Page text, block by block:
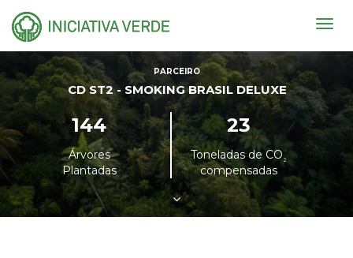
PARCEIRO
CD ST2 - SMOKING BRASIL DELUXE
144
Árvores
Plantadas
23
Toneladas de CO²
compensadas